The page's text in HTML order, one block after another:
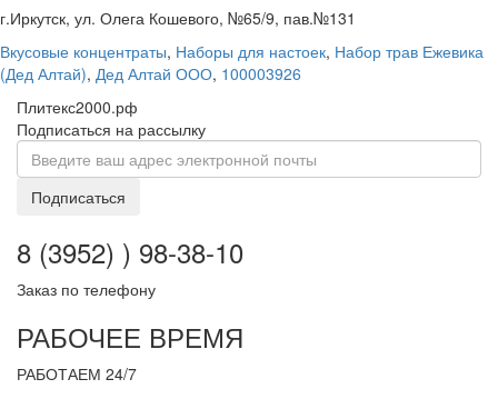
г.Иркутск, ул. Олега Кошевого, №65/9, пав.№131
Вкусовые концентраты, Наборы для настоек, Набор трав Ежевика
(Дед Алтай), Дед Алтай ООО, 100003926
Плитекс2000.рф
Подписаться на рассылку
Подписаться
8 (3952) ) 98-38-10
Заказ по телефону
РАБОЧЕЕ ВРЕМЯ
РАБОТАЕМ 24/7